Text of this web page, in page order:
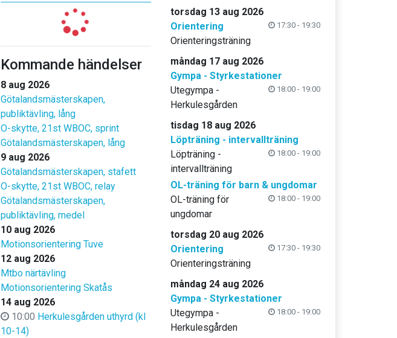
Kommande händelser
8 aug 2026
Götalandsmästerskapen,
publiktävling, lång
O-skytte, 21st WBOC, sprint
Götalandsmästerskapen, lång
9 aug 2026
Götalandsmästerskapen, stafett
O-skytte, 21st WBOC, relay
Götalandsmästerskapen,
publiktävling, medel
10 aug 2026
Motionsorientering Tuve
12 aug 2026
Mtbo närtävling
Motionsorientering Skatås
14 aug 2026
10:00 Herkulesgården uthyrd (kl
10-14)
torsdag 13 aug 2026
Orientering
17:30 - 19:30
Orienteringsträning
måndag 17 aug 2026
Gympa - Styrkestationer
18:00 - 19:00
Utegympa -
Herkulesgården
tisdag 18 aug 2026
Löpträning - intervallträning
18:00 - 19:00
Löpträning -
intervallträning
OL-träning för barn & ungdomar
18:00 - 19:00
OL-träning för
ungdomar
torsdag 20 aug 2026
Orientering
17:30 - 19:30
Orienteringsträning
måndag 24 aug 2026
Gympa - Styrkestationer
18:00 - 19:00
Utegympa -
Herkulesgården